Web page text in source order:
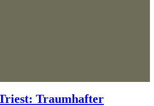
Traumhafter